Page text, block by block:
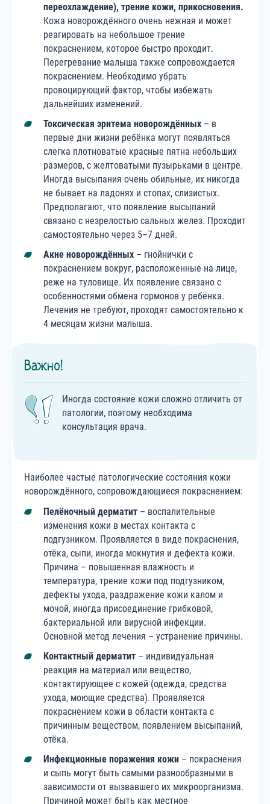
переохлаждение), трение кожи, прикосновения.
Кожа новорождённого очень нежная и может
реагировать на небольшое трение
покраснением, которое быстро проходит.
Перегревание малыша также сопровождается
покраснением. Необходимо убрать
провоцирующий фактор, чтобы избежать
дальнейших изменений.
Токсическая эритема новорождённых – в
первые дни жизни ребёнка могут появляться
слегка плотноватые красные пятна небольших
размеров, с желтоватыми пузырьками в центре.
Иногда высыпания очень обильные, их никогда
не бывает на ладонях и стопах, слизистых.
Предполагают, что появление высыпаний
связано с незрелостью сальных желез. Проходит
самостоятельно через 5–7 дней.
Акне новорождённых – гнойнички с
покраснением вокруг, расположенные на лице,
реже на туловище. Их появление связано с
особенностями обмена гормонов у ребёнка.
Лечения не требуют, проходят самостоятельно к
4 месяцам жизни малыша.
Важно!
Иногда состояние кожи сложно отличить от
патологии, поэтому необходима
консультация врача.
Наиболее частые патологические состояния кожи
новорождённого, сопровождающиеся покраснением:
Пелёночный дерматит – воспалительные
изменения кожи в местах контакта с
подгузником. Проявляется в виде покраснения,
отёка, сыпи, иногда мокнутия и дефекта кожи.
Причина – повышенная влажность и
температура, трение кожи под подгузником,
дефекты ухода, раздражение кожи калом и
мочой, иногда присоединение грибковой,
бактериальной или вирусной инфекции.
Основной метод лечения – устранение причины.
Контактный дерматит – индивидуальная
реакция на материал или вещество,
контактирующее с кожей (одежда, средства
ухода, моющие средства). Проявляется
покраснением кожи в области контакта с
причинным веществом, появлением высыпаний,
отёка.
Инфекционные поражения кожи – покраснения
и сыпь могут быть самыми разнообразными в
зависимости от вызвавшего их микроорганизма.
Причиной может быть как местное